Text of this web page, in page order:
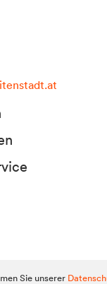
Dolomitenstadt
Sie unserer